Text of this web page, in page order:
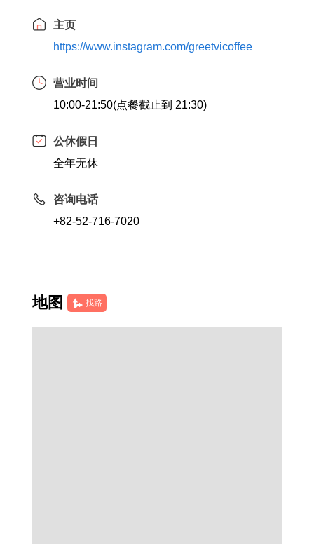
主页
https://www.instagram.com/greetvicoffee
营业时间
10:00-21:50(点餐截止到 21:30)
公休假日
全年无休
咨询电话
+82-52-716-7020
地图 找路